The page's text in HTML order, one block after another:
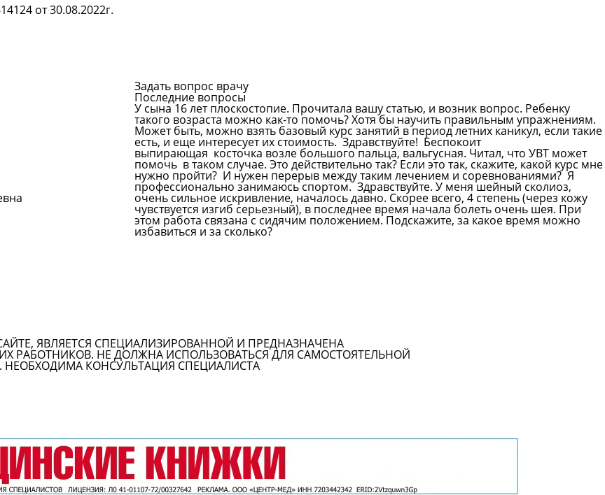
от 30.08.2022г.
Задать вопрос врачу
Последние вопросы
У сына 16 лет плоскостопие. Прочитала вашу статью, и возник вопрос. Ребенку
такого возраста можно как-то помочь? Хотя бы научить правильным упражнениям.
Может быть, можно взять базовый курс занятий в период летних каникул, если такие
есть, и еще интересует их стоимость.Здравствуйте! Беспокоит
выпирающая косточка возле большого пальца, вальгусная. Читал, что УВТ может
помочь в таком случае. Это действительно так? Если это так, скажите, какой курс мне
нужно пройти? И нужен перерыв между таким лечением и соревнованиями? Я
профессионально занимаюсь спортом.Здравствуйте. У меня шейный сколиоз,
очень сильное искривление, началось давно. Скорее всего, 4 степень (через кожу
чувствуется изгиб серьезный), в последнее время начала болеть очень шея. При
этом работа связана с сидячим положением. Подскажите, за какое время можно
избавиться и за сколько?
ЯВЛЯЕТСЯ СПЕЦИАЛИЗИРОВАННОЙ И ПРЕДНАЗНАЧЕНА
РАБОТНИКОВ. НЕ ДОЛЖНА ИСПОЛЬЗОВАТЬСЯ ДЛЯ САМОСТОЯТЕЛЬНОЙ
КОНСУЛЬТАЦИЯ СПЕЦИАЛИСТА